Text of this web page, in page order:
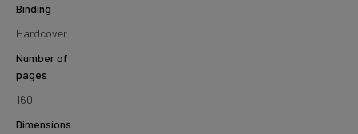
Binding
Hardcover
Number of
pages
160
Dimensions